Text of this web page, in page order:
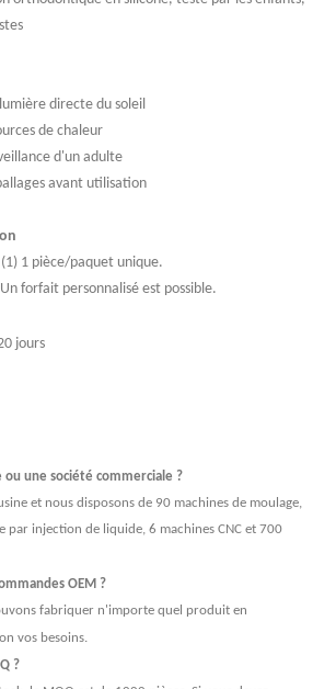
directe du soleil
de chaleur
d'un adulte
avant utilisation
1 pièce/paquet unique.
est possible.
jours
ou une société commerciale ?
et nous disposons de 90 machines de moulage,
par injection de liquide, 6 machines CNC et 700
OEM ?
fabriquer n'importe quel produit en
vos besoins.
?